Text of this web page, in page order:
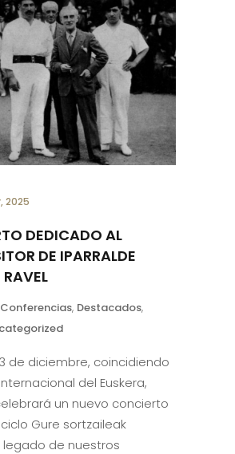
2025
DEDICADO AL
DE IPARRALDE
Conferencias, Destacados,
de diciembre, coincidiendo
del Euskera,
un nuevo concierto
Gure sortzaileak
legado de nuestros